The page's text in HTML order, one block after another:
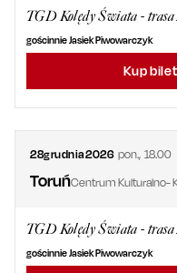
TGD Kolędy Świata -
gościnnie Jasiek Piwowarczyk
Kup bilet
28grudnia2026 pon.,18.00
ToruńCentrum Kulturalno-
TGD Kolędy Świata -
gościnnie Jasiek Piwowarczyk